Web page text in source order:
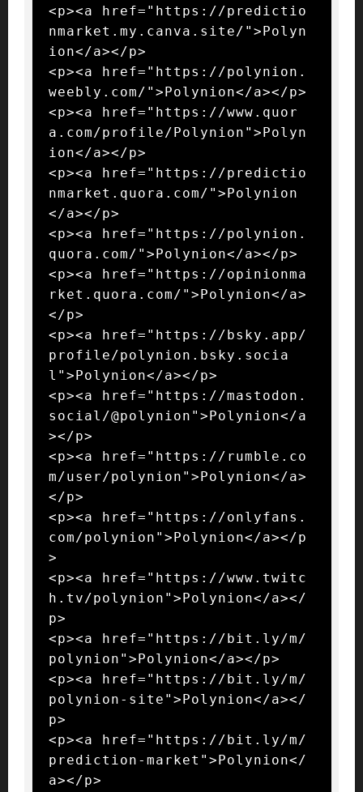
<p><a href="https://predictio
nmarket.my.canva.site/">Polyn
ion</a></p>
<p><a href="https://polynion.
weebly.com/">Polynion</a></p>
<p><a href="https://www.quor
a.com/profile/Polynion">Polyn
ion</a></p>
<p><a href="https://predictio
nmarket.quora.com/">Polynion
</a></p>
<p><a href="https://polynion.
quora.com/">Polynion</a></p>
<p><a href="https://opinionma
rket.quora.com/">Polynion</a>
</p>
<p><a href="https://bsky.app/
profile/polynion.bsky.socia
l">Polynion</a></p>
<p><a href="https://mastodon.
social/@polynion">Polynion</a
></p>
<p><a href="https://rumble.co
m/user/polynion">Polynion</a>
</p>
<p><a href="https://onlyfans.
com/polynion">Polynion</a></p
>
<p><a href="https://www.twitc
h.tv/polynion">Polynion</a></
p>
<p><a href="https://bit.ly/m/
polynion">Polynion</a></p>
<p><a href="https://bit.ly/m/
polynion-site">Polynion</a></
p>
<p><a href="https://bit.ly/m/
prediction-market">Polynion</
a></p>